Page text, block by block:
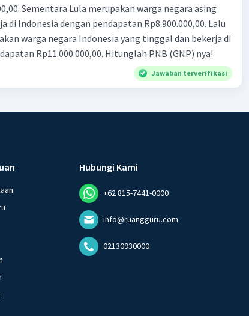
tinggal dan bekerja di
Rp11.000.000,00. Hitunglah PNB (GNP) nya!
Jawaban terverifikasi
Hubungi Kami
+62 815-7441-0000
info@ruangguru.com
02130930000